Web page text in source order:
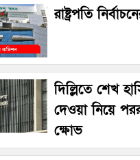
রাষ্ট্রপতি
দিল্লিতে শেখ
দেওয়া নিয়ে
ক্ষোভ